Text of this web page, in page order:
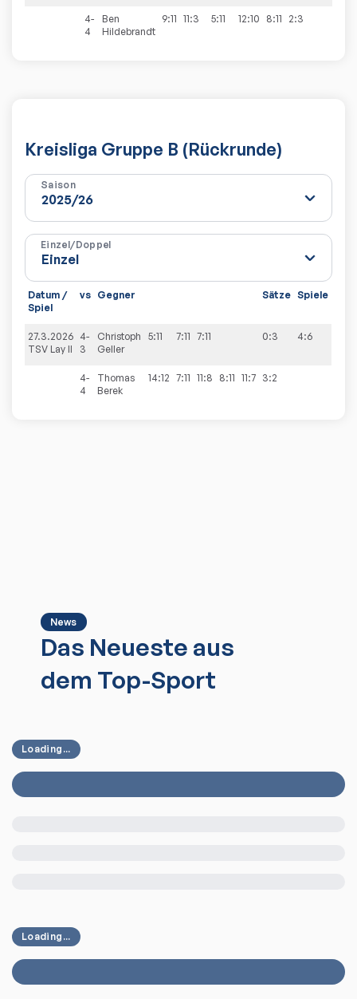
4-
4
Ben
Hildebrandt
9:11 11:3 5:11 12:10 8:11 2:3
Kreisliga Gruppe B (Rückrunde)
Saison
Einzel/Doppel
Datum /
Spiel
vs Gegner Sätze Spiele
27.3.2026
TSV Lay II
4-
3
Christoph
Geller
5:11 7:11 7:11 0:3 4:6
4-
4
Thomas
Berek
14:12 7:11 11:8 8:11 11:7 3:2
News
Das Neueste aus
dem Top-Sport
Loading...
Loading...